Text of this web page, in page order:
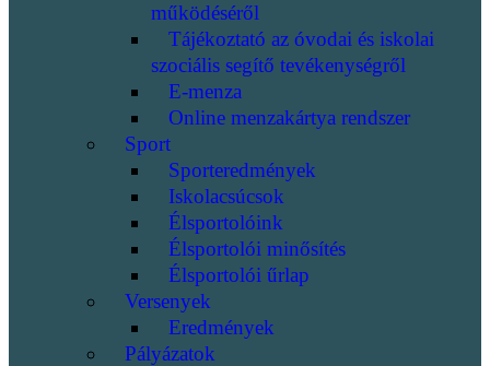
működéséről
Tájékoztató az óvodai és iskolai
szociális segítő tevékenységről
E-menza
Online menzakártya rendszer
Sport
Sporteredmények
Iskolacsúcsok
Élsportolóink
Élsportolói minősítés
Élsportolói űrlap
Versenyek
Eredmények
Pályázatok